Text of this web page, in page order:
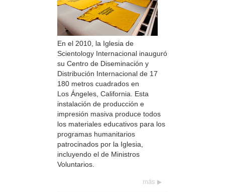
En el 2010, la Iglesia de
Scientology Internacional inauguró
su Centro de Diseminación y
Distribución Internacional de 17
180 metros cuadrados en
Los Ángeles, California. Esta
instalación de producción e
impresión masiva produce todos
los materiales educativos para los
programas humanitarios
patrocinados por la Iglesia,
incluyendo el de Ministros
Voluntarios.
más